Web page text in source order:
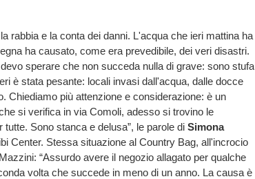
rabbia e la conta dei danni. L'acqua che ieri mattina ha
ha causato, come era prevedibile, dei veri disastri.
sperare che non succeda nulla di grave: sono stufa
è stata pesante: locali invasi dall'acqua, dalle docce
Chiediamo più attenzione e considerazione: è un
si verifica in via Comoli, adesso si trovino le
tutte. Sono stanca e delusa”, le parole di Simona
Center. Stessa situazione al Country Bag, all'incrocio
“Assurdo avere il negozio allagato per qualche
volta che succede in meno di un anno. La causa è